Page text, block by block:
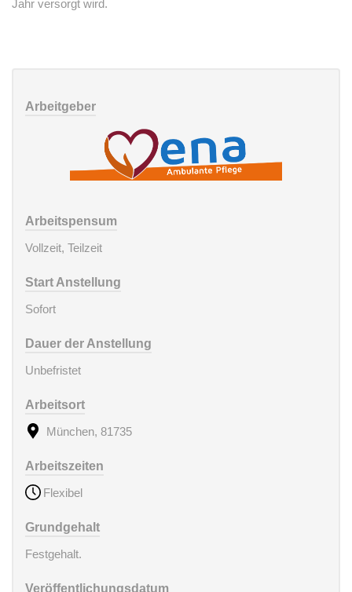
Jahr versorgt wird.
Arbeitgeber
Arbeitspensum
Vollzeit, Teilzeit
Start Anstellung
Sofort
Dauer der Anstellung
Unbefristet
Arbeitsort
München, 81735
Arbeitszeiten
Flexibel
Grundgehalt
Festgehalt.
Veröffentlichungsdatum